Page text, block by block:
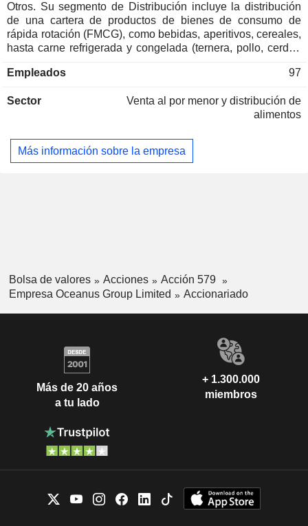
Otros. Su segmento de Distribución incluye la distribución
de una cartera de productos de bienes de consumo de
rápida rotación (FMCG), como bebidas, aperitivos, cereales,
hasta carne refrigerada y congelada (ternera, pollo, cerdo),
y marcas clave. Su negocio de producción alimentaria se
productos del mar. Su segmento de Servicios se dedica a
apoyar los servicios de almacenamiento y logística
alimentos. También presta servicios que van desde la
consultoría y las estrategias empresariales hasta las
Empleados 97
Sector
Venta al por menor y distribución de
alimentos
Más información sobre la empresa
Bolsa de valores Acciones
Acción 579
Empresa Oceanus Group Limited
Accionariado
Más de 20 años
a tu lado
+ 1.300.000
miembros